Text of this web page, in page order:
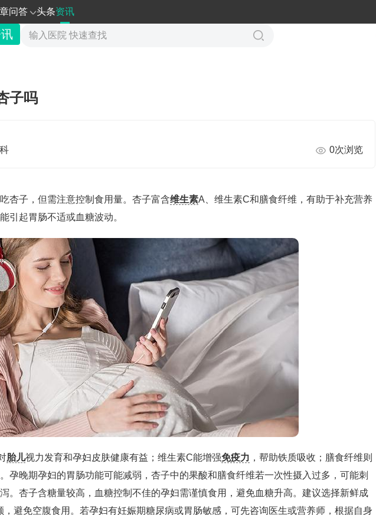
问答 头条资讯
子吗
0次浏览
杏子，但需注意控制食用量。杏子富含维生素A、维生素C和膳食纤维，有助于补充营养
引起胃肠不适或血糖波动。
胎儿视力发育和孕妇皮肤健康有益；维生素C能增强免疫力 ，帮助铁质吸收；膳食纤维则
孕晚期孕妇的胃肠功能可能减弱，杏子中的果酸和膳食纤维若一次性摄入过多，可能刺
。杏子含糖量较高，血糖控制不佳的孕妇需谨慎食用，避免血糖升高。建议选择新鲜成
避免空腹食用。若孕妇有妊娠期糖尿病或胃肠敏感，可先咨询医生或营养师，根据自身